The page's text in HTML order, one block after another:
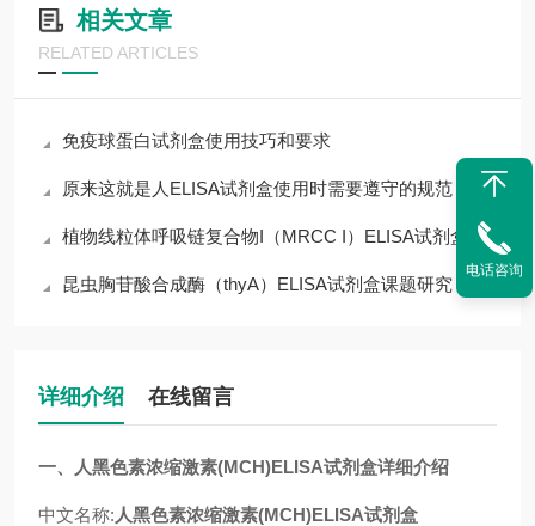
相关文章
RELATED ARTICLES
免疫球蛋白试剂盒使用技巧和要求
原来这就是人ELISA试剂盒使用时需要遵守的规范
植物线粒体呼吸链复合物I（MRCC I）ELISA试剂盒
昆虫胸苷酸合成酶（thyA）ELISA试剂盒课题研究
详细介绍 在线留言
一、 人黑色素浓缩激素(MCH)ELISA试剂盒详细介绍
中文名称: 人黑色素浓缩激素(MCH)ELISA试剂盒
电话咨询